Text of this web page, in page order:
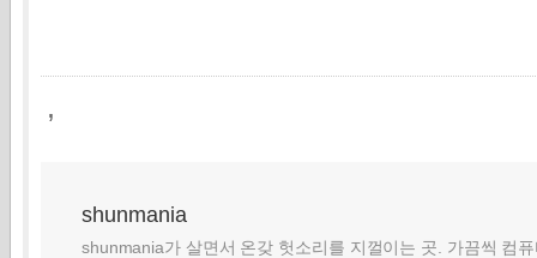
,
shunmania
shunmania가 살면서 온갖 헛소리를 지껄이는 곳. 가끔씩 컴